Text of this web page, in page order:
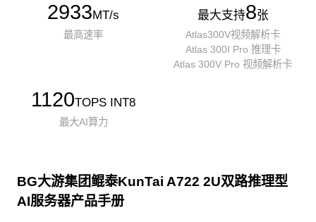
2933MT/s
最高速率
最大支持8张
Atlas300V视频解析卡
Atlas 300I Pro 推理卡
Atlas 300V Pro 视频解析卡
1120TOPS INT8
最大AI算力
BG大游集团鲲泰KunTai A722 2U双路推理型
AI服务器产品手册